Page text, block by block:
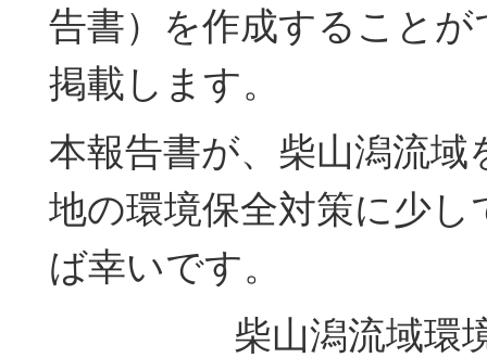
告書）を作成すること
掲載します。
本報告書が、柴山潟流域
地の環境保全対策に少し
ば幸いです。
柴山潟流域環